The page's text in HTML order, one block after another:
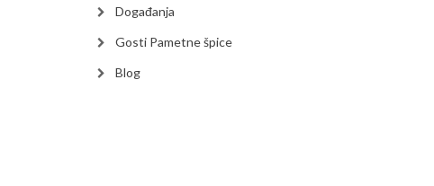
Događanja
Gosti Pametne špice
Blog